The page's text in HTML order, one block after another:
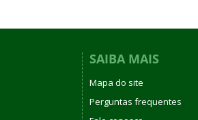
SAIBA MAIS
Mapa do site
Perguntas frequentes